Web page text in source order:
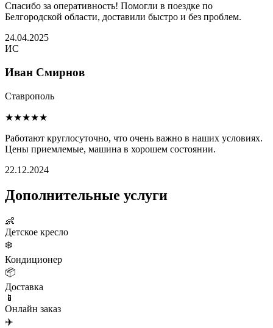
Спасибо за оперативность! Помогли в поездке по
Белгородской области, доставили быстро и без проблем.
24.04.2025
ИС
Иван Смирнов
Ставрополь
★★★★★
Работают круглосуточно, что очень важно в наших условиях.
Цены приемлемые, машина в хорошем состоянии.
22.12.2024
Дополнительные услуги
👶
Детское кресло
❄️
Кондиционер
📦
Доставка
📱
Онлайн заказ
✈️